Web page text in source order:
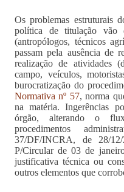
Os problemas estruturais
política de titulação vão
(antropólogos, técnicos
passam pela ausência de
realização de atividades
campo, veículos,
burocratização do
Normativa nº 57, norma
na matéria. Ingerências
órgão, alterando o
procedimentos
37/DF/INCRA, de 28/
P/Circular de 03 de
justificativa técnica ou
outros elementos que